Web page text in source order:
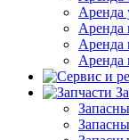
Аренда
Аренда
Аренда
Аренда